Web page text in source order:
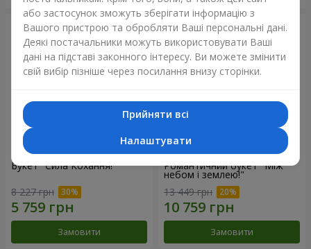
Букет "Сила Кохання!"
8 227 грн
Замовити
Романтичний букет "Між
небом і землею!"
13 449 грн
Замовити
або застосунок зможуть зберігати інформацію з
Вашого пристрою та обробляти Ваші персональні дані.
Деякі постачальники можуть використовувати Ваші
дані на підставі законного інтересу. Ви можете змінити
свій вибір пізніше через посилання внизу сторінки.
Прийняти всі
Налаштувати